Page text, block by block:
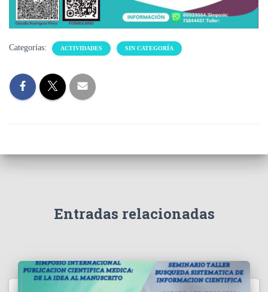
Categorías: ACTIVIDADES SIN CATEGORÍA
Entradas relacionadas